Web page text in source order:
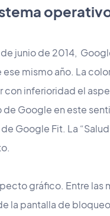
junio de 2014,
mismo año. La
inferioridad el
Google en este
Google Fit. La
gráfico. Entre las
la pantalla de